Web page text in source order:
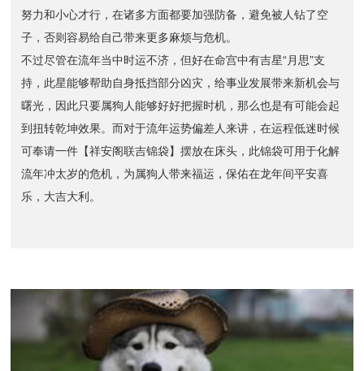
努力和小心才行，在诸多方面都要加强防备，避免被人钻了空
子，否则容易给自己带来更多麻烦与危机。
不过尽管在流年当中时运不济，但好在命宫中有吉星“月思”支
持，此星能够帮助自身抵挡部分凶灾，给事业发展带来新机会与
曙光，因此只要属狗人能够好好把握时机，那么也是有可能会起
到扭转乾坤效果。而对于流年运势偏差人来讲，在运程低迷时候
可奉请一件【祥安阁联吉锦袋】摆放在床头，此锦袋可用于化解
流年冲太岁的危机，为属狗人带来福运，保佑在龙年间平安喜
乐，大吉大利。